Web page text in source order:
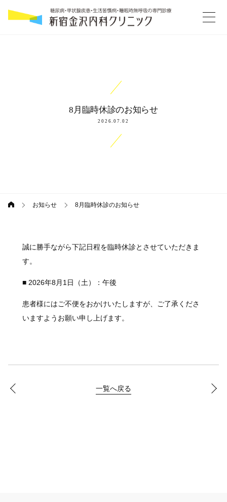
続
8月臨時休診のお知らせ
2026.07.02
お知らせ 8月臨時休診のお知らせ
誠に勝手ながら下記日程を臨時休診とさせていただきま
す。
■ 2026年8月1日（土）：午後
患者様にはご不便をおかけいたしますが、ご了承くださ
いますようお願い申し上げます。
一覧へ戻る